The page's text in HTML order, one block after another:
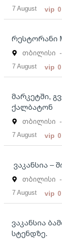
7 August vip 0
რესტორანი
თბილისი
7 August vip 0
მარკეტში,
ქალბატონ
თბილისი
7 August vip 0
ვაკანსია –
თბილისი
7 August vip 0
ვაკანსია
სტენდზე.